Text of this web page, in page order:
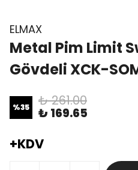
ELMAX
Metal Pim Limit
Gövdeli XCK-
%35 ₺ 261.00
₺ 169.65
+KDV